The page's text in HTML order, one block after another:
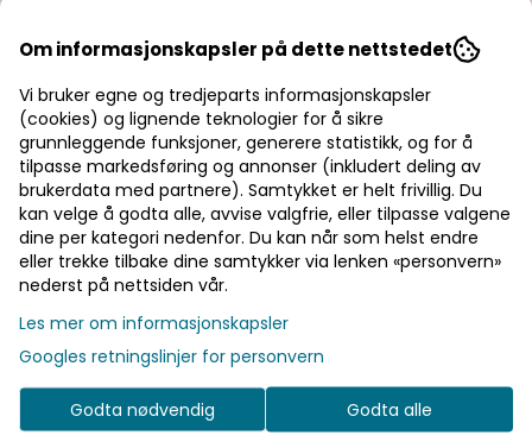
Om informasjonskapsler på dette nettstedet
Vi bruker egne og tredjeparts informasjonskapsler
(cookies) og lignende teknologier for å sikre
grunnleggende funksjoner, generere statistikk, og for å
tilpasse markedsføring og annonser (inkludert deling av
brukerdata med partnere). Samtykket er helt frivillig. Du
kan velge å godta alle, avvise valgfrie, eller tilpasse valgene
dine per kategori nedenfor. Du kan når som helst endre
eller trekke tilbake dine samtykker via lenken «personvern»
nederst på nettsiden vår.
Les mer om informasjonskapsler
Googles retningslinjer for personvern
Godta nødvendig Godta alle